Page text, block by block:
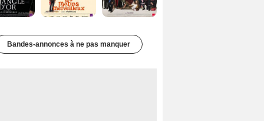
Bandes-annonces à ne pas manquer